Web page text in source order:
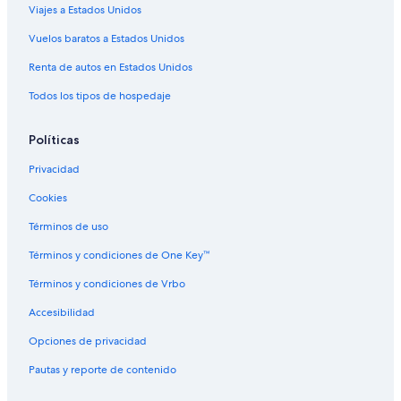
Hoteles cerca de Anschutz Medical Campus
Hoteles de ski en North Park Hill
Hoteles de ski en North Aurora
Hoteles en Central Park
Hoteles en Este
Hoteles cerca de Centro comercial The Shops At Northfield
Hoteles cerca de Centro de Aurora
Hoteles cerca de Campo de golf Fitzsimons Golf Course
Hoteles cerca de Parada de transporte 61st & Peña station
Hoteles cerca de Aurora Sports Park
Hoteles en Lowry Field
Hoteles 2 estrellas en Sullivan
Viajes a Estados Unidos
Vuelos baratos a Estados Unidos
Renta de autos en Estados Unidos
Todos los tipos de hospedaje
Políticas
Privacidad
Cookies
Términos de uso
Términos y condiciones de One Key™
Términos y condiciones de Vrbo
Accesibilidad
Opciones de privacidad
Pautas y reporte de contenido